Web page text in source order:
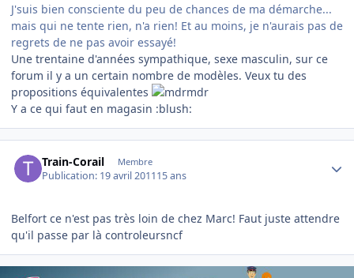
J'suis bien consciente du peu de chances de ma démarche...
mais qui ne tente rien, n'a rien! Et au moins, je n'aurais pas de
regrets de ne pas avoir essayé!
Une trentaine d'années sympathique, sexe masculin, sur ce
forum il y a un certain nombre de modèles. Veux tu des
propositions équivalentes
Y a ce qui faut en magasin :blush:
Train-Corail Membre
Publication: 19 avril 201115 ans
Belfort ce n'est pas très loin de chez Marc! Faut juste attendre
qu'il passe par là controleursncf